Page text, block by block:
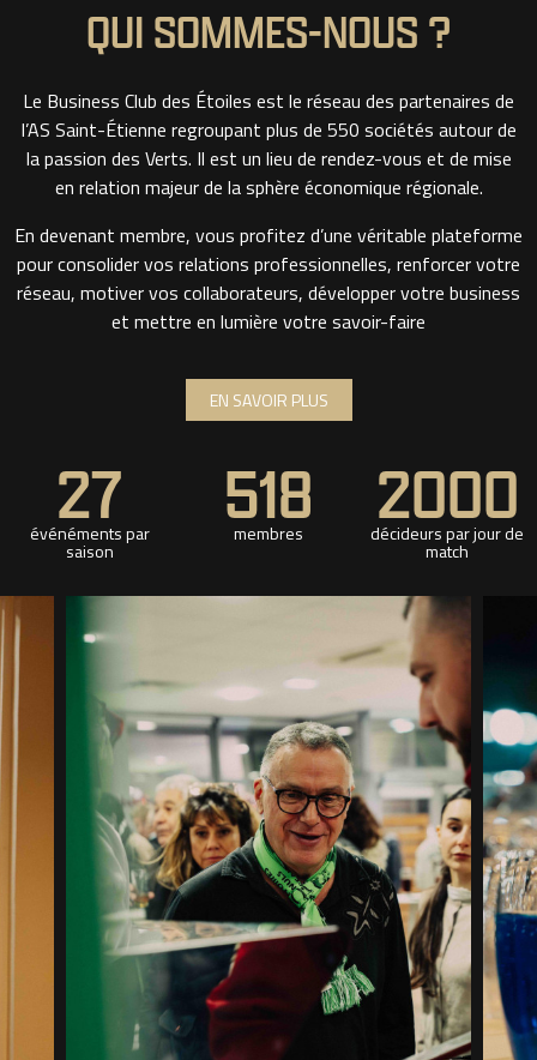
QUI SOMMES-NOUS ?
Le Business Club des Étoiles est le réseau des partenaires de
l’AS Saint-Étienne regroupant plus de 550 sociétés autour de
la passion des Verts. Il est un lieu de rendez-vous et de mise
en relation majeur de la sphère économique régionale.
En devenant membre, vous profitez d’une véritable plateforme
pour consolider vos relations professionnelles, renforcer votre
réseau, motiver vos collaborateurs, développer votre business
et mettre en lumière votre savoir-faire
EN SAVOIR PLUS
27
événéments par
saison
518
membres 2000
décideurs par jour de
match